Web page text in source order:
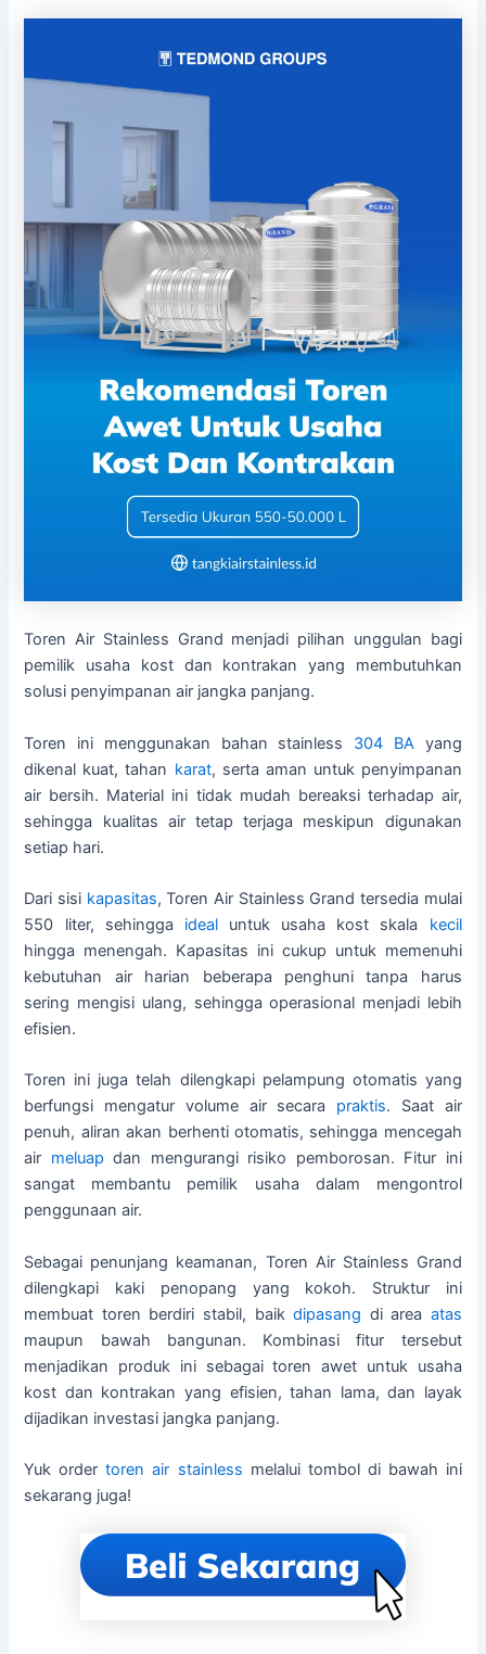
Toren Air Stainless Grand menjadi pilihan unggulan bagi
pemilik usaha kost dan kontrakan yang membutuhkan
solusi penyimpanan air jangka panjang.
Toren ini menggunakan bahan stainless 304 BAyang
dikenal kuat, tahan karat, serta aman untuk penyimpanan
air bersih. Material ini tidak mudah bereaksi terhadap air,
sehingga kualitas air tetap terjaga meskipun digunakan
setiap hari.
Dari sisi kapasitas, Toren Air Stainless Grand tersedia mulai
550 liter, sehingga idealuntuk usaha kost skala kecil
hingga menengah. Kapasitas ini cukup untuk memenuhi
kebutuhan air harian beberapa penghuni tanpa harus
sering mengisi ulang, sehingga operasional menjadi lebih
efisien.
Toren ini juga telah dilengkapi pelampung otomatis yang
berfungsi mengatur volume air secara praktis. Saat air
penuh, aliran akan berhenti otomatis, sehingga mencegah
air meluap dan mengurangi risiko pemborosan. Fitur ini
sangat membantu pemilik usaha dalam mengontrol
penggunaan air.
Sebagai penunjang keamanan, Toren Air Stainless Grand
dilengkapi kaki penopang yang kokoh. Struktur ini
membuat toren berdiri stabil, baikdipasang di area atas
maupun bawah bangunan. Kombinasi fitur tersebut
menjadikan produk ini sebagai toren awet untuk usaha
kost dan kontrakan yang efisien, tahan lama, dan layak
dijadikan investasi jangka panjang.
Yuk ordertoren air stainless melalui tombol di bawah ini
sekarang juga!